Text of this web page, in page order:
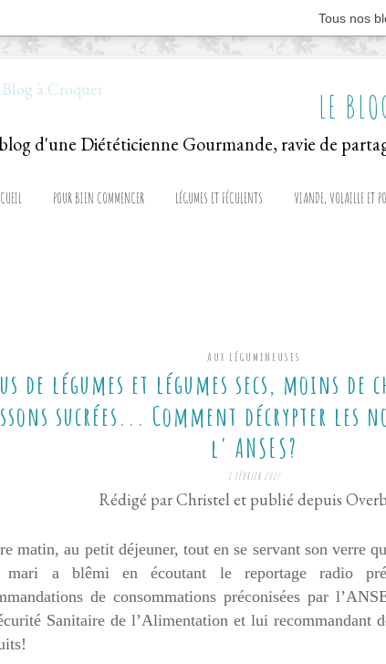
Tous nos
LE
POUR BIEN COMMENCER LÉGUMES ET FÉCULENTS VIANDE, VOLAILLE ET
AUX LÉGUMINEUSES
de légumes et légumes secs, moins de
sucrées... Comment décrypter les
l' ANSES?
1 FÉVRIER 2017
Rédigé par Christel et publié depuis
matin, au petit déjeuner, tout en se servant son verre
mari a blêmi en écoutant le reportage radio
de consommations préconisées par
Sanitaire de l’Alimentation et lui recommandant